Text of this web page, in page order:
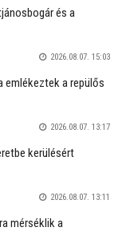
és a
2026.08.07. 15:03
emlékeztek a repülős
2026.08.07. 13:17
kerülésért
2026.08.07. 13:11
mérséklik a